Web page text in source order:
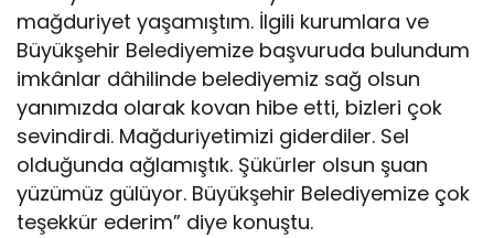
mağduriyet yaşamıştım. İlgili kurumlara ve
Büyükşehir Belediyemize başvuruda bulundum
imkânlar dâhilinde belediyemiz sağ olsun
yanımızda olarak kovan hibe etti, bizleri çok
sevindirdi. Mağduriyetimizi giderdiler. Sel
olduğunda ağlamıştık. Şükürler olsun şuan
yüzümüz gülüyor. Büyükşehir Belediyemize çok
teşekkür ederim” diye konuştu.